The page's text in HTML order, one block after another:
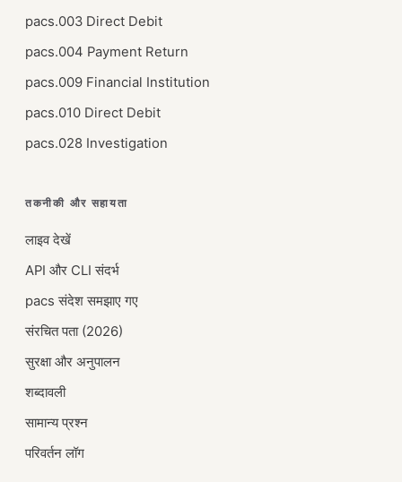
pacs.003 Direct Debit
pacs.004 Payment Return
pacs.009 Financial Institution
pacs.010 Direct Debit
pacs.028 Investigation
तकनीकी और सहायता
लाइव देखें
API और CLI संदर्भ
pacs संदेश समझाए गए
संरचित पता (2026)
सुरक्षा और अनुपालन
शब्दावली
सामान्य प्रश्न
परिवर्तन लॉग